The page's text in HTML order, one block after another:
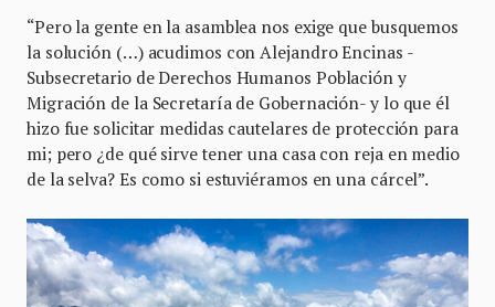
“Pero la gente en la asamblea nos exige que busquemos
la solución (…) acudimos con Alejandro Encinas -
Subsecretario de Derechos Humanos Población y
Migración de la Secretaría de Gobernación- y lo que él
hizo fue solicitar medidas cautelares de protección para
mi; pero ¿de qué sirve tener una casa con reja en medio
de la selva? Es como si estuviéramos en una cárcel”.